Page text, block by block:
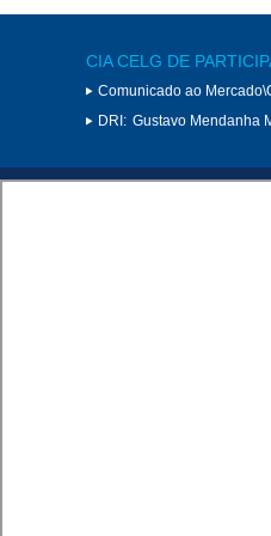
CIA CELG DE
Comunicado ao
DRI: Gustavo Mendanha